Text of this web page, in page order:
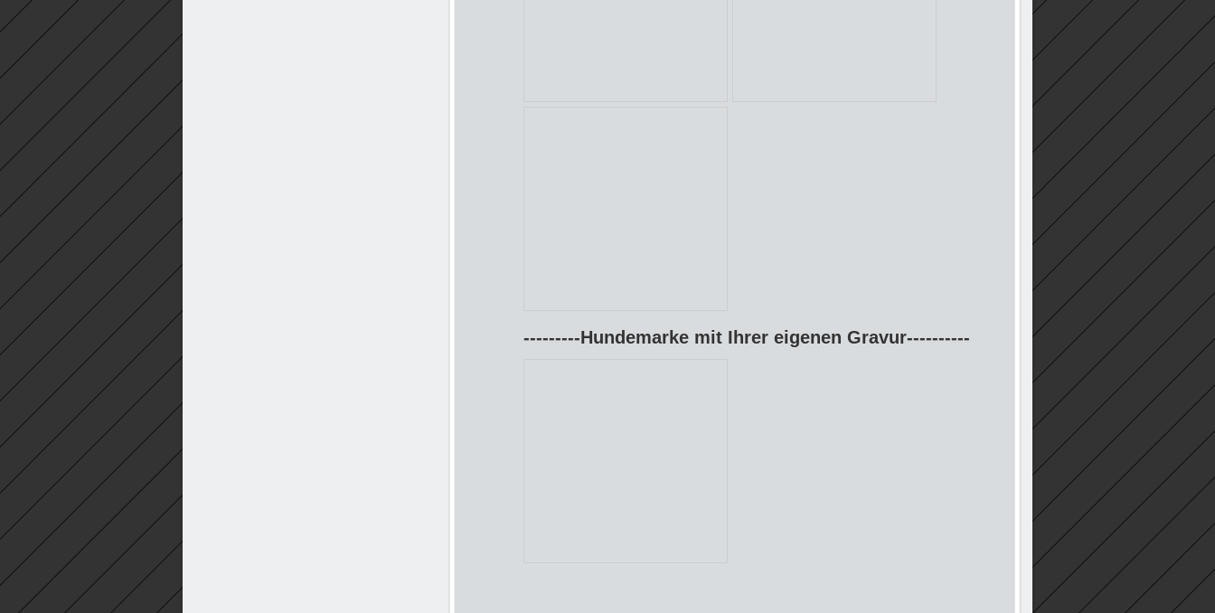
---------Hundemarke mit Ihrer eigenen Gravur----------